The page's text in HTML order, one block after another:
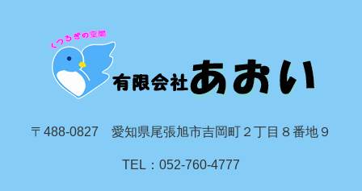
〒488-0827 愛知県尾張旭市吉岡町２丁目８番地９
TEL：052-760-4777